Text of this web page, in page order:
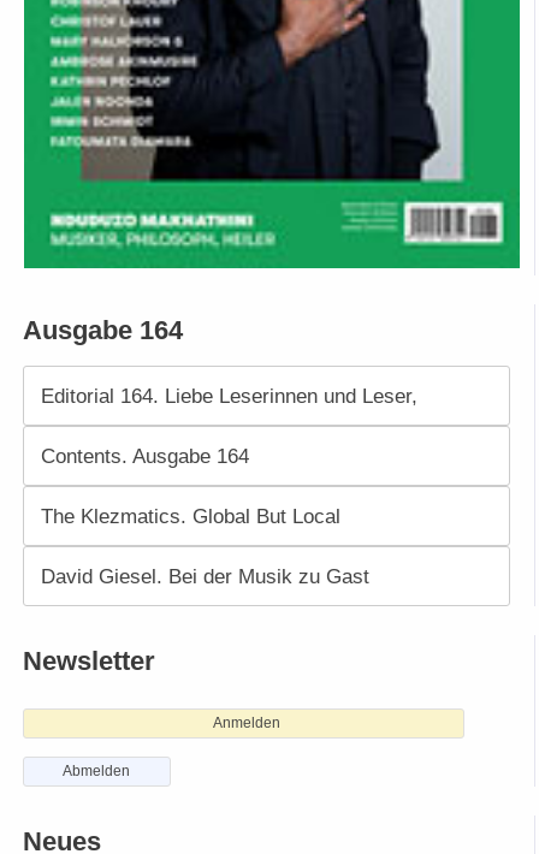
Ausgabe 164
Editorial 164. Liebe Leserinnen und Leser,
Contents. Ausgabe 164
The Klezmatics. Global But Local
David Giesel. Bei der Musik zu Gast
Newsletter
Anmelden
Abmelden
Neues